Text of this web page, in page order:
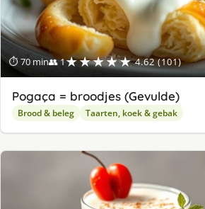
⏱ 70 min👥 1★★★★★ 4.62 (101)
Pogaça = broodjes (Gevulde)
Brood & beleg Taarten, koek & gebak